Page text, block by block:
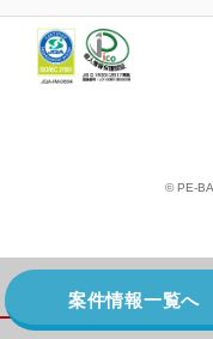
© PE-
案件情報一覧へ